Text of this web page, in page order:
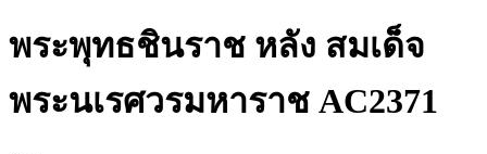
พระพุทธชินราช หลัง สมเด็จ
พระนเรศวรมหาราช AC2371